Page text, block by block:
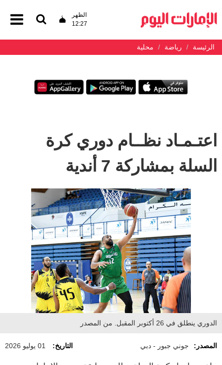
الظهر
12:27
الرئيسة رياضة محلية
اعتـمـاد نظــام دوري كرة
السلة بمشاركة 7 أندية
الدوري ينطلق في 26 أكتوبر المقبل. من المصدر
المصدر: جوني جبور - دبي التاريخ: 01 يوليو 2026